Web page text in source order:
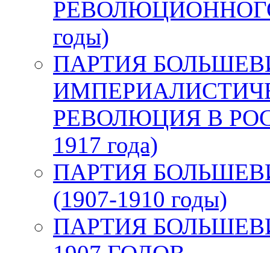
годы)
ПАРТИЯ
РЕВОЛЮЦИЯ В
1917 года)
ПАРТИЯ
(1907-1910 годы)
ПАРТИЯ